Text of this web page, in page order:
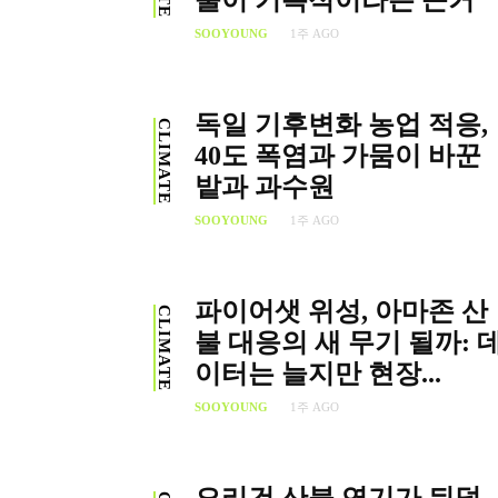
SOOYOUNG 1주 AGO
CLIMATE
독일 기후변화 농업 적응,
40도 폭염과 가뭄이 바꾼
밭과 과수원
SOOYOUNG 1주 AGO
CLIMATE
파이어샛 위성, 아마존 산
불 대응의 새 무기 될까:
이터는 늘지만 현장...
SOOYOUNG 1주 AGO